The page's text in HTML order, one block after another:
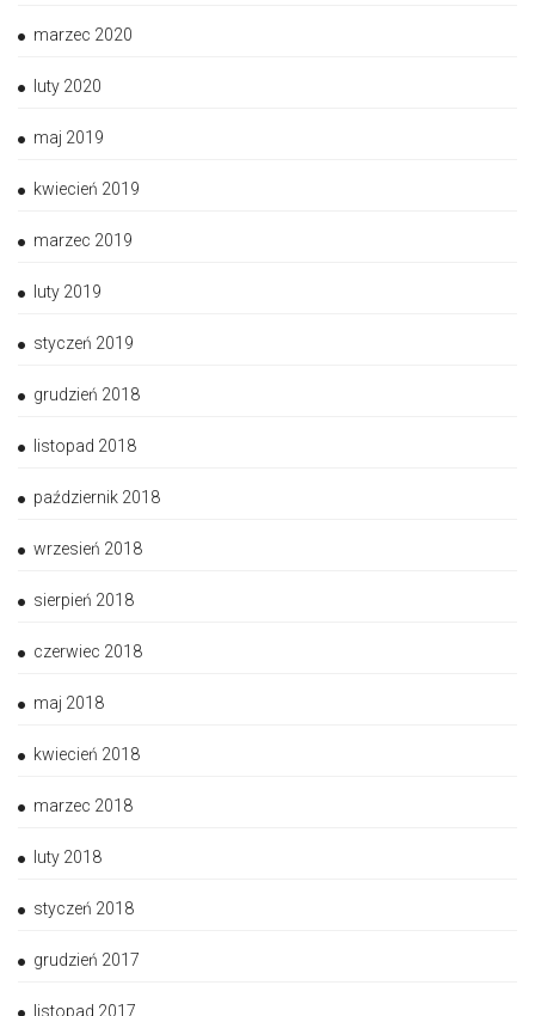
marzec 2020
luty 2020
maj 2019
kwiecień 2019
marzec 2019
luty 2019
styczeń 2019
grudzień 2018
listopad 2018
październik 2018
wrzesień 2018
sierpień 2018
czerwiec 2018
maj 2018
kwiecień 2018
marzec 2018
luty 2018
styczeń 2018
grudzień 2017
listopad 2017